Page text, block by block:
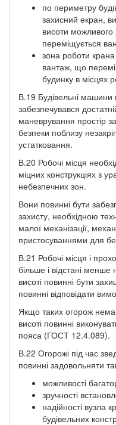
по периметру
захисний екран,
висоти
переміщується
зона роботи
вантаж, що
будинку в місцях
В.19 Будівельні
забезпечувався
маневрування простір
безпеки поблизу
устатковання.
В.20 Робочі місця
міцних конструкціях з
небезпечних зон.
Вони повинні бути
захисту, необхідною
малої механізації,
пристосуваннями для
В.21 Робочі місця і
більше і відстані
висоті повинні бути
повинні відповідати
Якщо таких огорож
висоті повинні
пояса (ГОСТ 12.4.089).
В.22 Огорожі під час
повинні задовольняти
можливості
зручності
надійності вузла
будівельних